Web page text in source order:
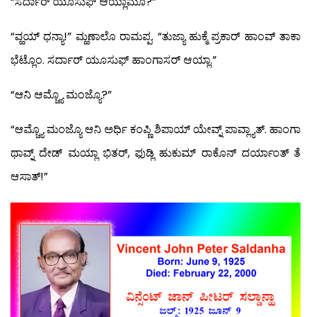
“ವ್ಹಯ್ ಧನ್ಯಾ!” ಮ್ಹಣಾಲೊ ರಾಮಪ್ಪ. “ತುಜ್ಯಾ ಹುಕ್ಮೆ ಪ್ರಕಾರ್ ಹಾಂವ್ ತಾಕಾ
ಭೆಟ್ಲೊಂ. ಸರ್ದಾರ್ ಯೂಸುಫ್ ಹಾಂಗಾಸರ್ ಆಯ್ಲಾ.”
“ಆನಿ ಆಮ್ಚ್ಯೊ ಮಂಜ್ಯೊ?”
“ಆಮ್ಚ್ಯೊ ಮಂಜ್ಯೊ ಆನಿ ಅರ್ಧಿ ಕಂಪ್ಣಿ ಶಿಪಾಯ್ ಯೇವ್ನ್ ಪಾವ್ಲ್ಯಾತ್. ಹಾಂಗಾ
ಥಾವ್ನ್ ದೇಡ್ ಮಯ್ಲಾ ಭಿತರ್, ಫುಡ್ಲಿ ಹುಕುಮ್ ರಾಕೊನ್ ದರ್ಯಾಂತ್ ತೆ
ಆಸಾತ್!”